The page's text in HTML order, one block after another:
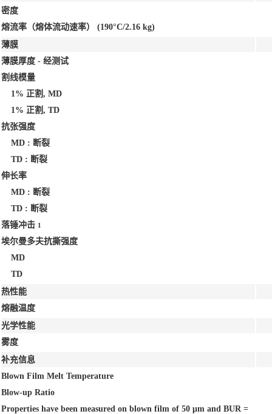
密度
熔流率（熔体流动速率） (190°C/2.16 kg)
薄膜
薄膜厚度 - 经测试
割线模量
1% 正割, MD
1% 正割, TD
抗张强度
MD : 断裂
TD : 断裂
伸长率
MD : 断裂
TD : 断裂
落锤冲击 1
埃尔曼多夫抗撕强度
MD
TD
热性能
熔融温度
光学性能
雾度
补充信息
Blown Film Melt Temperature
Blow-up Ratio
Properties have been measured on blown film of 50 μm and BUR =